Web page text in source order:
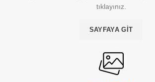
tıklayınız.
SAYFAYA GIT